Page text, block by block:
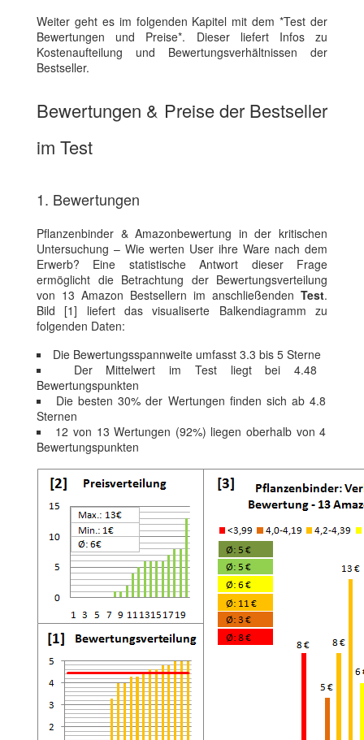
Weiter geht es im folgenden Kapitel mit dem *Test der
Bewertungen und Preise*. Dieser liefert Infos zu
Kostenaufteilung und Bewertungsverhältnissen der
Bestseller.
Bewertungen & Preise der Bestseller
im Test
1. Bewertungen
Pflanzenbinder & Amazonbewertung in der kritischen
Untersuchung – Wie werten User ihre Ware nach dem
Erwerb? Eine statistische Antwort dieser Frage
ermöglicht die Betrachtung der Bewertungsverteilung
von 13 Amazon Bestsellern im anschließenden Test.
Bild [1] liefert das visualiserte Balkendiagramm zu
folgenden Daten:
Die Bewertungsspannweite umfasst 3.3 bis 5 Sterne
Der Mittelwert im Test liegt bei 4.48
Bewertungspunkten
Die besten 30% der Wertungen finden sich ab 4.8
Sternen
12 von 13 Wertungen (92%) liegen oberhalb von 4
Bewertungspunkten